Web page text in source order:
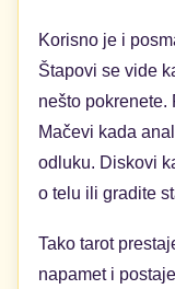
Korisno je i
Štapovi se vide
nešto pokrenete.
Mačevi kada
odluku. Diskovi
o telu ili gradite
Tako tarot
napamet i